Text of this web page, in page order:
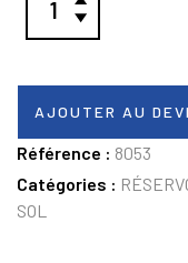
AJOUTER AU
Référence : 8053
Catégories :
SOL